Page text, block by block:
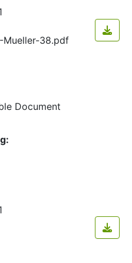
Mueller-38.pdf
Document